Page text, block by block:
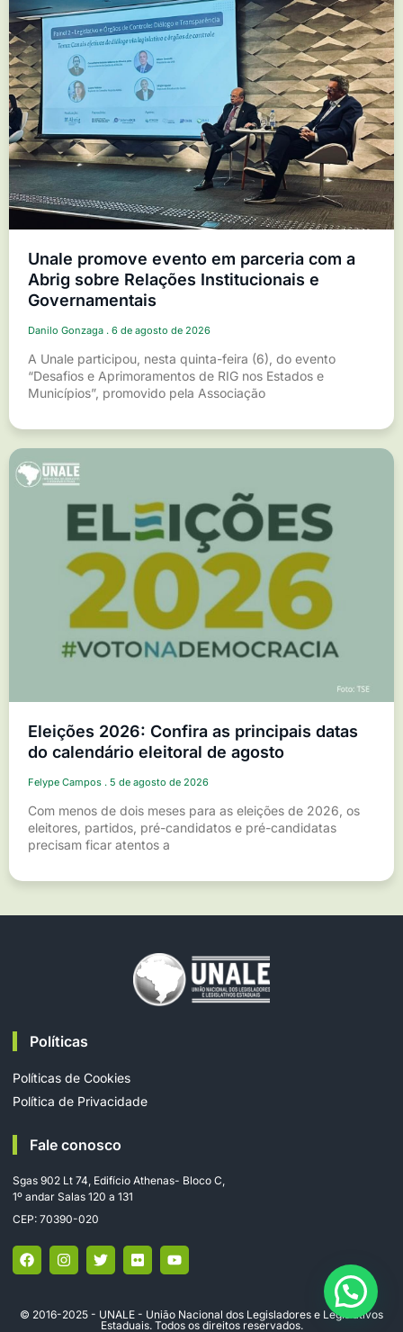
Unale promove evento em parceria com a
Abrig sobre Relações Institucionais e
Governamentais
Danilo Gonzaga 6 de agosto de 2026
A Unale participou, nesta quinta-feira (6), do evento
“Desafios e Aprimoramentos de RIG nos Estados e
Municípios”, promovido pela Associação
Eleições 2026: Confira as principais datas
do calendário eleitoral de agosto
Felype Campos 5 de agosto de 2026
Com menos de dois meses para as eleições de 2026, os
eleitores, partidos, pré-candidatos e pré-candidatas
precisam ficar atentos a
Políticas
Políticas de Cookies
Política de Privacidade
Fale conosco
Sgas 902 Lt 74, Edifício Athenas- Bloco C,
1º andar Salas 120 a 131
CEP: 70390-020
© 2016-2025 - UNALE - União Nacional dos Legisladores e Legislativos
Estaduais. Todos os direitos reservados.